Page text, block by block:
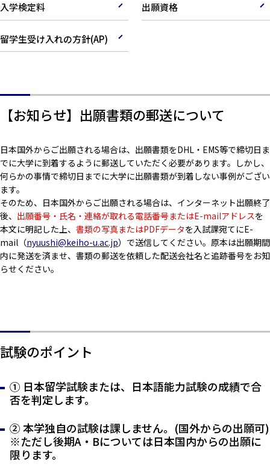
入学検定料 出願資格
留学生受け入れの方針(AP)
【お知らせ】出願書類の郵送について
日本国外からご出願される場合は、出願書類をDHL・EMS等で締切日ま
でに大学に到着するように郵送していただく必要があります。しかし、
何らかの事情で締切日までに大学に出願書類が到着しない事例がござい
ます。
そのため、日本国外からご出願される場合は、インターネット出願終了
後、 出願番号・氏名・連絡が取れる電話番号またはE-mailアドレスを
本文に明記した上、 書類の写真またはPDFデータを入試課宛てにE-
mail（nyuushi@keiho-u.ac.jp）で送信してください。原本は出願期間
内に発送を済ませ、書類の郵送を依頼した配送会社名と追跡番号をお知
らせください。
試験のポイント
① 日本留学試験または、日本語能力試験の成績で合
否を判定します。
② 本学独自の試験は課しません。(国外からの出願可)
※ただし後期A・Bについては日本国内からの出願に
限ります。